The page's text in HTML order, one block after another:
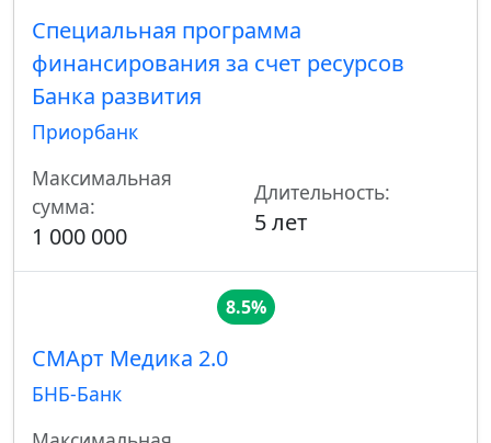
Специальная программа
финансирования за счет ресурсов
Банка развития
Приорбанк
Максимальная
сумма:
1 000 000
Длительность:
5 лет
8.5%
СМАрт Медика 2.0
БНБ-Банк